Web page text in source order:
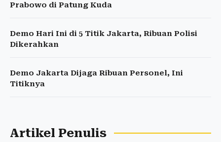
Prabowo di Patung Kuda
Demo Hari Ini di 5 Titik Jakarta, Ribuan Polisi
Dikerahkan
Demo Jakarta Dijaga Ribuan Personel, Ini
Titiknya
Artikel Penulis